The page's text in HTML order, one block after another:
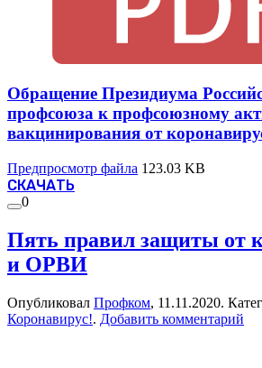
Обращение Президиума
профсоюза к профсоюзному
вакцинирования от
Предпросмотр файла 123.03 KB
СКАЧАТЬ
0
Пять правил защиты от
и ОРВИ
Опубликовал Профком, 11.11.2020.
Коронавирус!. Добавить комментарий